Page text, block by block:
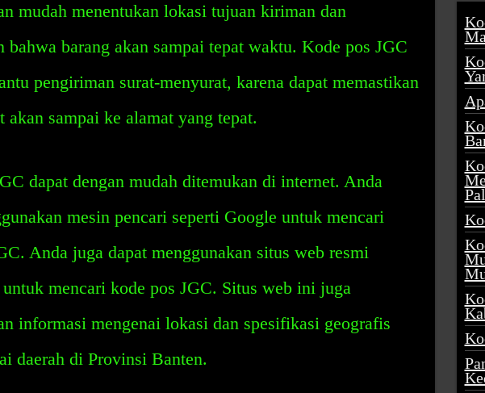
mudah menentukan lokasi tujuan kiriman dan
bahwa barang akan sampai tepat waktu. Kode pos JGC
pengiriman surat-menyurat, karena dapat memastikan
akan sampai ke alamat yang tepat.
dapat dengan mudah ditemukan di internet. Anda
mesin pencari seperti Google untuk mencari
Anda juga dapat menggunakan situs web resmi
mencari kode pos JGC. Situs web ini juga
informasi mengenai lokasi dan spesifikasi geografis
daerah di Provinsi Banten.